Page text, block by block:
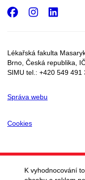
Lékařská fakulta
Brno, Česká republika,
SIMU tel.: +420 549 491
Správa webu
Cookies
Facebook
K vyhodnocování